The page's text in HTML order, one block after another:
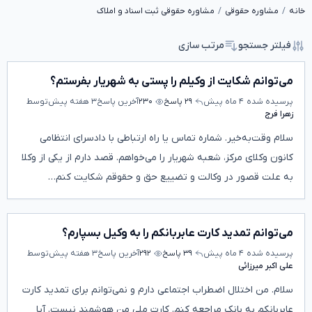
خانه مشاوره حقوقی مشاوره حقوقی ثبت اسناد و املاک
فیلتر جستجو مرتب سازی
می‌توانم شکایت از وکیلم را پستی به شهریار بفرستم؟
پرسیده شده ۴ ماه پیش ۲۹ پاسخ ۲۳۰آخرین پاسخ۳ هفته پیش
توسط
زهرا فرج
سلام وقت‌به‌خیر. شماره تماس یا راه ارتباطی با دادسرای انتظامی
کانون وکلای مرکز، شعبه شهریار را می‌خواهم. قصد دارم از یکی از وکلا
به علت قصور در وکالت و تضییع حق و حقوقم شکایت کنم…
می‌توانم تمدید کارت عابربانکم را به وکیل بسپارم؟
پرسیده شده ۴ ماه پیش ۳۹ پاسخ ۲۹۲آخرین پاسخ۳ هفته پیش
توسط
علی اکبر میرزائی
سلام. من اختلال اضطراب اجتماعی دارم و نمی‌توانم برای تمدید کارت